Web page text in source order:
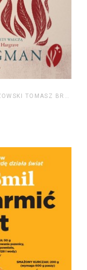
INSIGNIS MEDIA S.C. PAWEŁ BRZOZOWSKI TOMASZ BRZOZOWSKI